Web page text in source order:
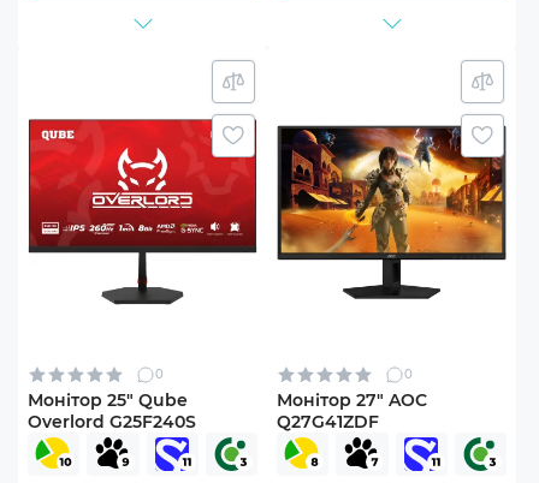
0
Монітор 25" Qube
Overlord G25F240S
0
Монітор 27" AOC
Q27G41ZDF